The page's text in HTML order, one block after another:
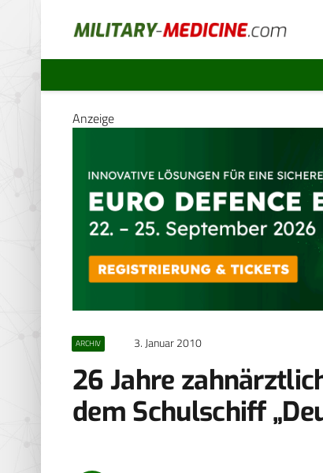
Anzeige
ARCHIV 3. Januar 2010
26 Jahre
dem Schulschiff